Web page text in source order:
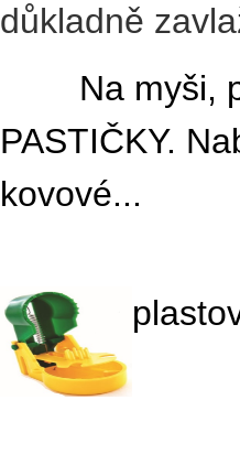
důkladně
Na myši,
PASTIČKY.
kovové...